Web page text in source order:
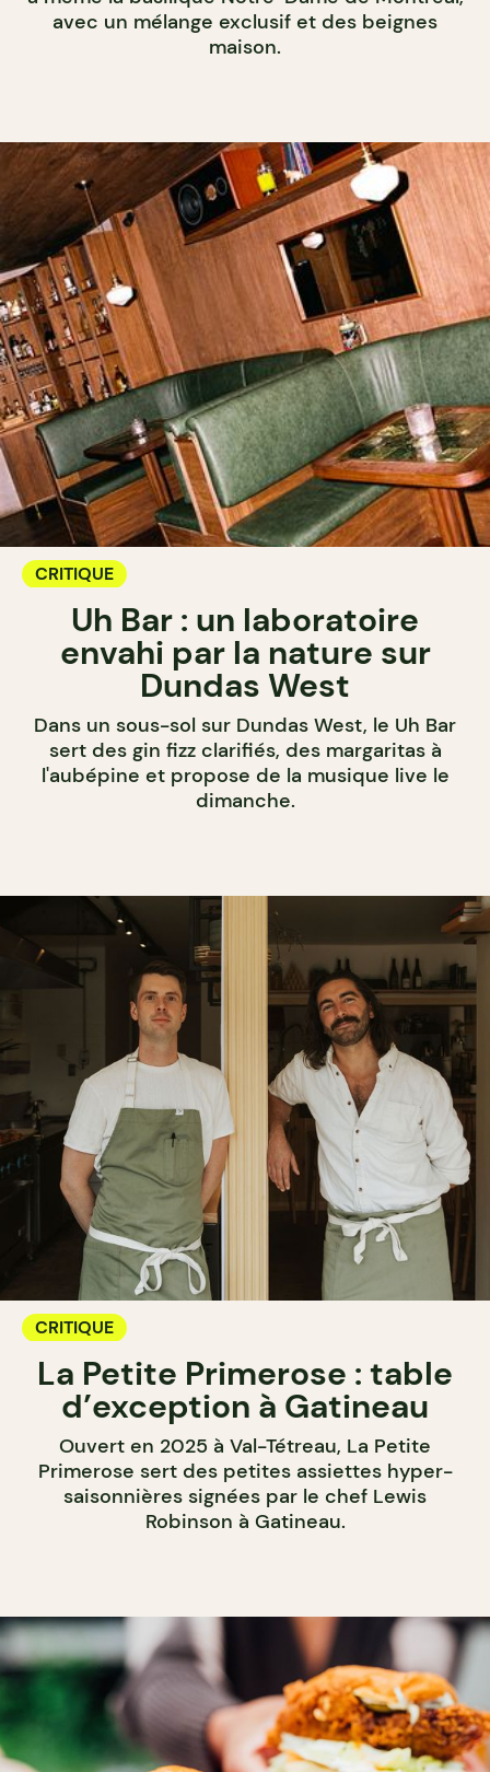
avec un mélange exclusif et des beignes
maison.
CRITIQUE
Uh Bar : un laboratoire
envahi par la nature sur
Dundas West
Dans un sous-sol sur Dundas West, le Uh Bar
sert des gin fizz clarifiés, des margaritas à
l'aubépine et propose de la musique live le
dimanche.
CRITIQUE
La Petite Primerose : table
d’exception à Gatineau
Ouvert en 2025 à Val-Tétreau, La Petite
Primerose sert des petites assiettes hyper-
saisonnières signées par le chef Lewis
Robinson à Gatineau.